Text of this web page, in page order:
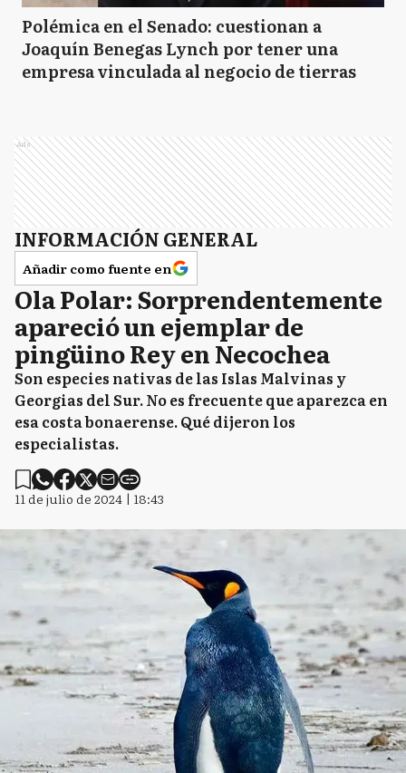
Polémica en el Senado: cuestionan a
Joaquín Benegas Lynch por tener una
empresa vinculada al negocio de tierras
Ads
INFORMACIÓN GENERAL
Añadir como fuente en
Ola Polar: Sorprendentemente
apareció un ejemplar de
pingüino Rey en Necochea
Son especies nativas de las Islas Malvinas y
Georgias del Sur. No es frecuente que aparezca en
esa costa bonaerense. Qué dijeron los
especialistas.
11 de julio de 2024 | 18:43